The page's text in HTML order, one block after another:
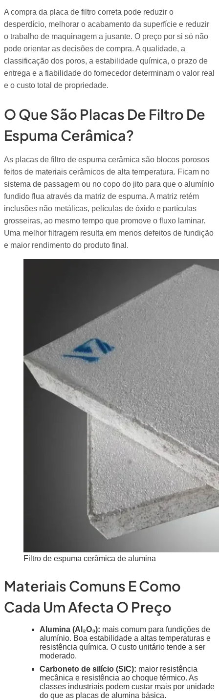
A compra da placa de filtro correta pode reduzir o
desperdício, melhorar o acabamento da superfície e reduzir
o trabalho de maquinagem a jusante. O preço por si só não
pode orientar as decisões de compra. A qualidade, a
classificação dos poros, a estabilidade química, o prazo de
entrega e a fiabilidade do fornecedor determinam o valor real
e o custo total de propriedade.
O Que São Placas De Filtro De
Espuma Cerâmica?
As placas de filtro de espuma cerâmica são blocos porosos
feitos de materiais cerâmicos de alta temperatura. Ficam no
sistema de passagem ou no copo do jito para que o alumínio
fundido flua através da matriz de espuma. A matriz retém
inclusões não metálicas, películas de óxido e partículas
grosseiras, ao mesmo tempo que promove o fluxo laminar.
Uma melhor filtragem resulta em menos defeitos de fundição
e maior rendimento do produto final.
Filtro de espuma cerâmica de alumina
Materiais Comuns E Como
Cada Um Afecta O Preço
Alumina (Al₂O₃): mais comum para fundições de
alumínio. Boa estabilidade a altas temperaturas e
resistência química. O custo unitário tende a ser
moderado.
Carboneto de silício (SiC): maior resistência
mecânica e resistência ao choque térmico. As
classes industriais podem custar mais por unidade
do que as placas de alumina básica.